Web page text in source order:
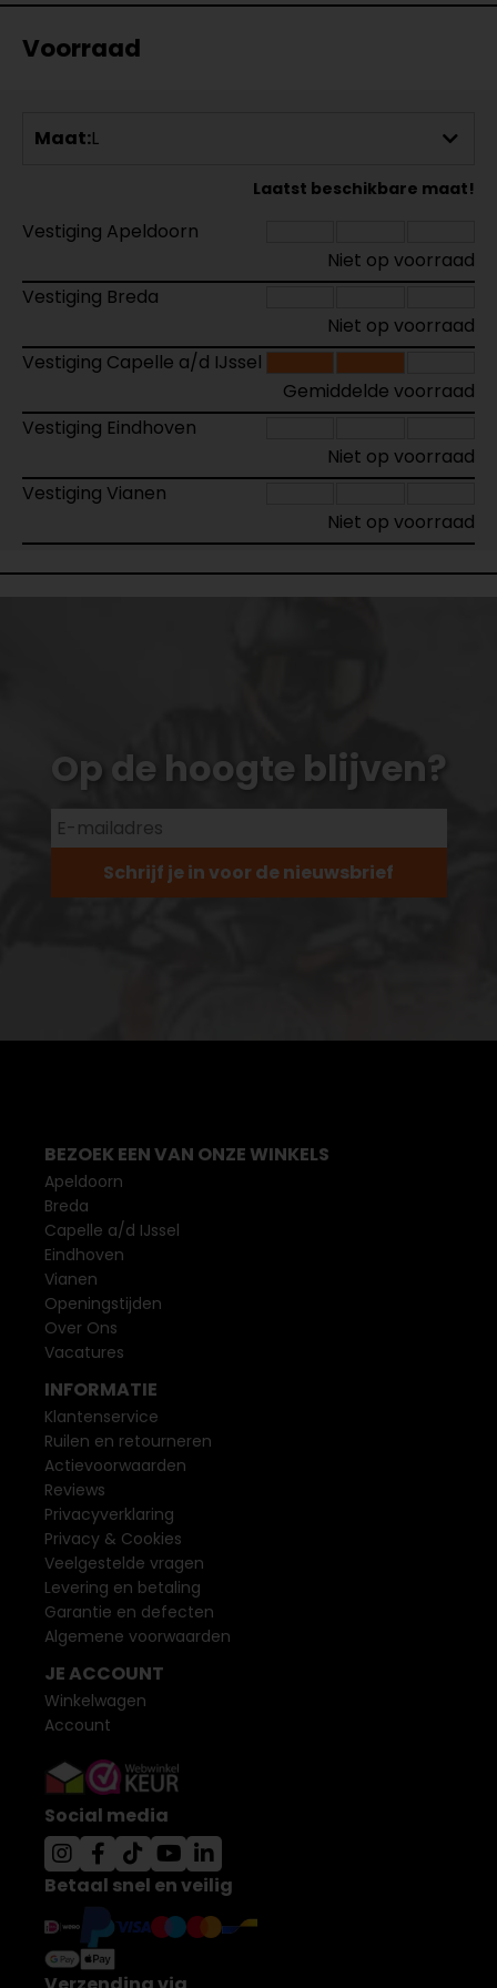
Voorraad
Maat:L
Laatst beschikbare maat!
Vestiging Apeldoorn
Niet op voorraad
Vestiging Breda
Niet op voorraad
Vestiging Capelle a/d IJssel
Gemiddelde voorraad
Vestiging Eindhoven
Niet op voorraad
Vestiging Vianen
Niet op voorraad
Op de hoogte blijven?
Schrijf je in voor de nieuwsbrief
BEZOEK EEN VAN ONZE WINKELS
Apeldoorn
Breda
Capelle a/d IJssel
Eindhoven
Vianen
Openingstijden
Over Ons
Vacatures
INFORMATIE
Klantenservice
Ruilen en retourneren
Actievoorwaarden
Reviews
Privacyverklaring
Privacy & Cookies
Veelgestelde vragen
Levering en betaling
Garantie en defecten
Algemene voorwaarden
JE ACCOUNT
Winkelwagen
Account
Social media
Betaal snel en veilig